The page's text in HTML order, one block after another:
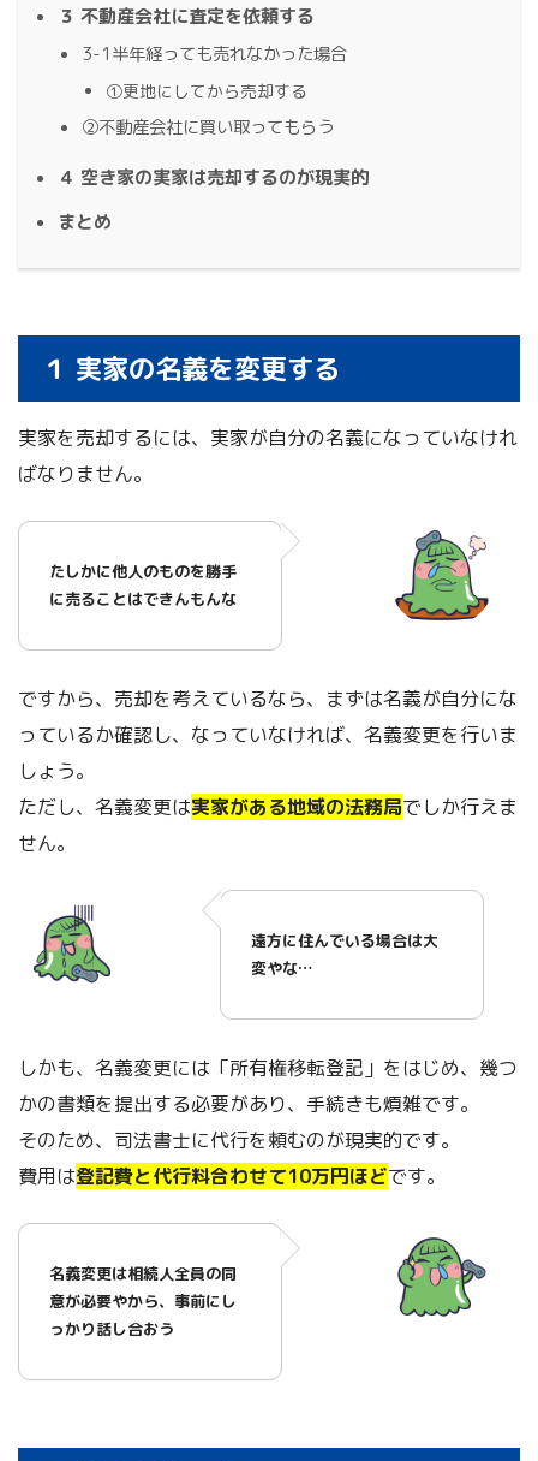
３ 不動産会社に査定を依頼する
3-1半年経っても売れなかった場合
➀更地にしてから売却する
➁不動産会社に買い取ってもらう
４ 空き家の実家は売却するのが現実的
まとめ
１ 実家の名義を変更する
実家を売却するには、実家が自分の名義になっていなけれ
ばなりません。
たしかに他人のものを勝手
に売ることはできんもんな
ですから、売却を考えているなら、まずは名義が自分にな
っているか確認し、なっていなければ、名義変更を行いま
しょう。
ただし、名義変更は実家がある地域の法務局でしか行えま
せん。
遠方に住んでいる場合は大
変やな…
しかも、名義変更には「所有権移転登記」をはじめ、幾つ
かの書類を提出する必要があり、手続きも煩雑です。
そのため、司法書士に代行を頼むのが現実的です。
費用は登記費と代行料合わせて10万円ほどです。
名義変更は相続人全員の同
意が必要やから、事前にし
っかり話し合おう